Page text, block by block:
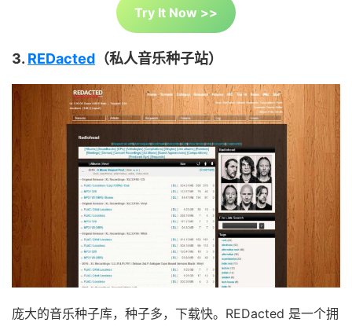
Try It Now >>
3. REDacted （私人音乐种子站）
庞大的音乐种子库，种子多，下载快。REDacted 是一个拥